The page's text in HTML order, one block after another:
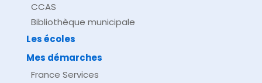
CCAS
Bibliothèque municipale
Les écoles
Mes démarches
France Services